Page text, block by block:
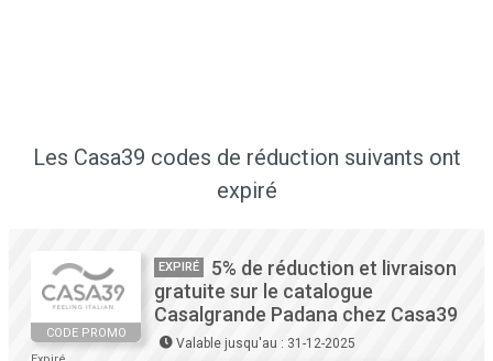
Les Casa39 codes de réduction suivants ont
expiré
CODE PROMO
EXPIRÉ
5% de réduction et livraison
gratuite sur le catalogue
Casalgrande Padana chez Casa39
Valable jusqu'au : 31-12-2025